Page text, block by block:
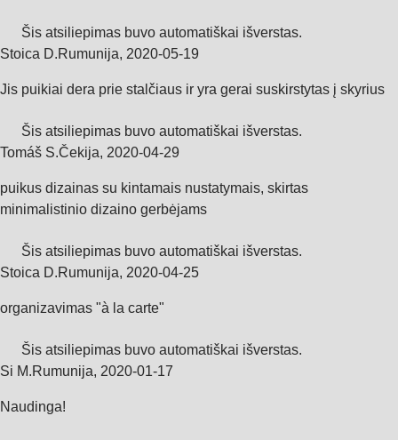
Šis atsiliepimas buvo automatiškai išverstas.
Stoica D.Rumunija, 2020‑05‑19
Jis puikiai dera prie stalčiaus ir yra gerai suskirstytas į skyrius
Šis atsiliepimas buvo automatiškai išverstas.
Tomáš S.Čekija, 2020‑04‑29
puikus dizainas su kintamais nustatymais, skirtas
minimalistinio dizaino gerbėjams
Šis atsiliepimas buvo automatiškai išverstas.
Stoica D.Rumunija, 2020‑04‑25
organizavimas "à la carte"
Šis atsiliepimas buvo automatiškai išverstas.
Si M.Rumunija, 2020‑01‑17
Naudinga!